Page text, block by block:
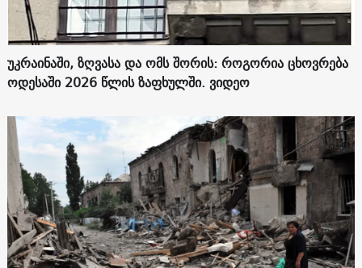
უკრაინაში, ზღვასა და ომს შორის: როგორია ცხოვრება
ოდესაში 2026 წლის ზაფხულში. ვიდეო